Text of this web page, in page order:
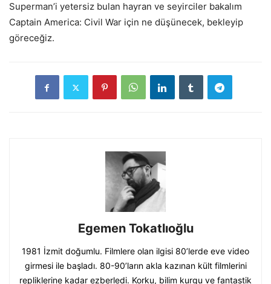
Superman’i yetersiz bulan hayran ve seyirciler bakalım
Captain America: Civil War için ne düşünecek, bekleyip
göreceğiz.
Egemen Tokatlıoğlu
1981 İzmit doğumlu. Filmlere olan ilgisi 80’lerde eve video
girmesi ile başladı. 80-90’ların akla kazınan kült filmlerini
repliklerine kadar ezberledi. Korku, bilim kurgu ve fantastik